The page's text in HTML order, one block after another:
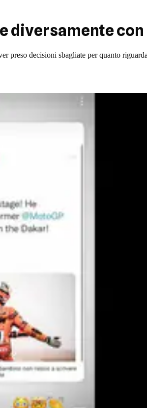
con
preso decisioni sbagliate per quanto